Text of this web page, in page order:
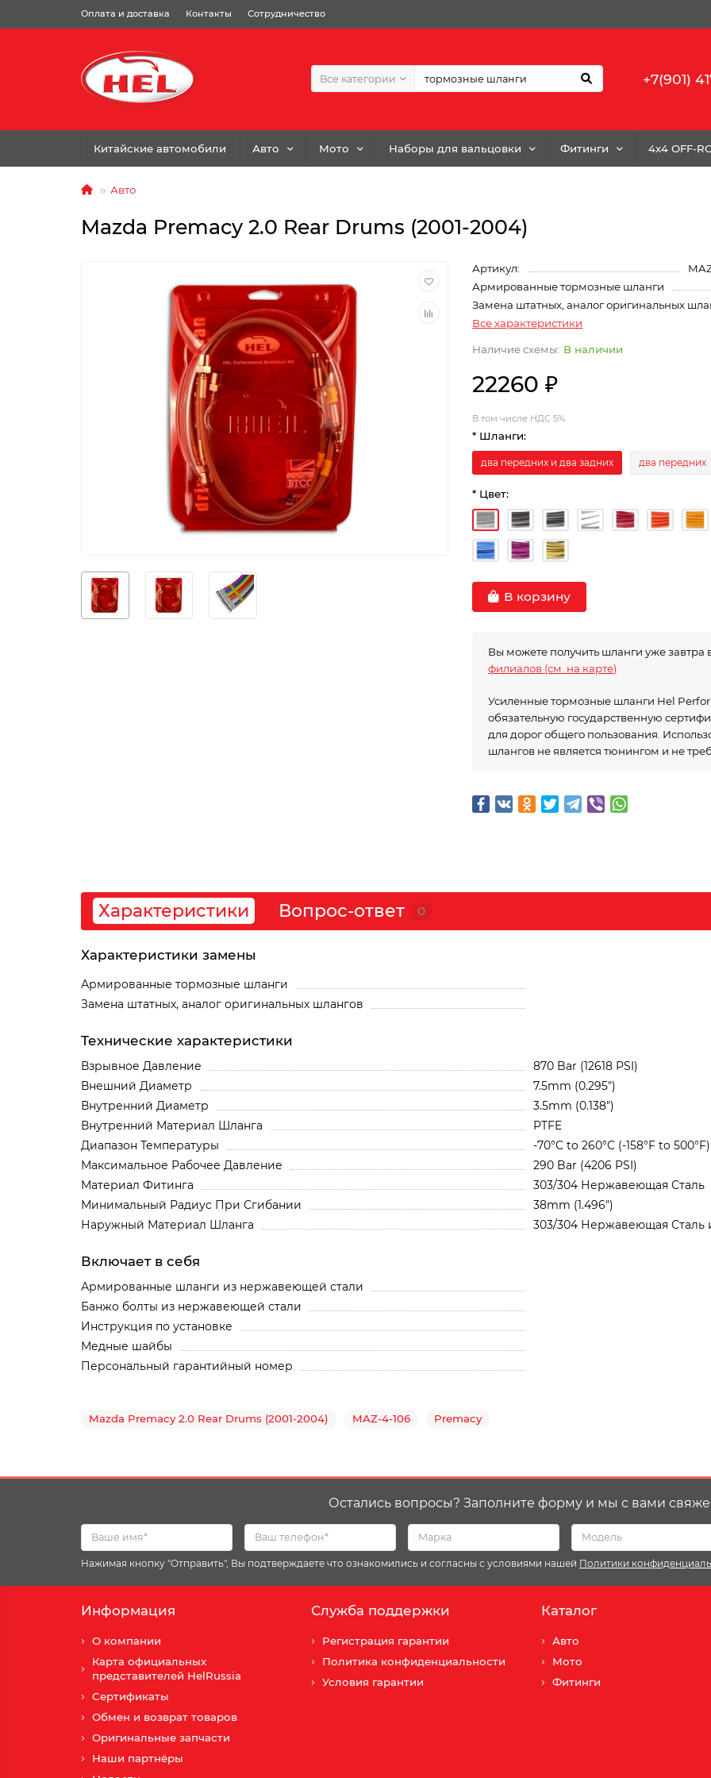
Оплата и доставка Контакты Сотрудничество
Все категории +7(901)
Китайские автомобили Авто Мото Наборы для вальцовки Фитинги 4x4 OFF-
Авто
Mazda Premacy 2.0 Rear Drums (2001-2004)
Артикул:
Армированные тормозные шланги
Замена штатных, аналог оригинальных
Все характеристики
В наличии
22260 ₽
В том числе НДС 5%
* Шланги:
два передних и два задних два передних
* Цвет:
В корзину
Вы можете получить шланги уже
филиалов (см. на карте)
Усиленные тормозные шланги Hel
обязательную государственную
для дорог общего пользования.
шлангов не является тюнингом и не
Характеристики Вопрос-ответ 0
Характеристики замены
Армированные тормозные шланги
Замена штатных, аналог оригинальных шлангов
Технические характеристики
Взрывное Давление
870 Bar (12618 PSI)
Внешний Диаметр
7.5mm (0.295")
Внутренний Диаметр
3.5mm (0.138")
Внутренний Материал Шланга
PTFE
Диапазон Температуры
-70°C to 260°C (-158°F to 500°F)
Максимальное Рабочее Давление
290 Bar (4206 PSI)
Материал Фитинга
303/304 Нержавеющая Сталь
Минимальный Радиус При Сгибании
38mm (1.496")
Наружный Материал Шланга
303/304 Нержавеющая Сталь
Включает в себя
Армированные шланги из нержавеющей стали
Банжо болты из нержавеющей стали
Инструкция по установке
Медные шайбы
Персональный гарантийный номер
Mazda Premacy 2.0 Rear Drums (2001-2004) MAZ-4-106 Premacy
Остались вопросы? Заполните форму и мы с вами
Нажимая кнопку "Отправить", Вы подтверждаете что ознакомились и согласны с условиями нашей Политики
Информация
О компании
Карта официальных
представителей HelRussia
Сертификаты
Обмен и возврат товаров
Оригинальные запчасти
Наши партнёры
Служба поддержки
Регистрация гарантии
Политика конфиденциальности
Условия гарантии
Каталог
Авто
Мото
Фитинги